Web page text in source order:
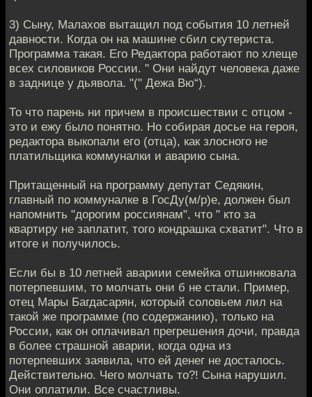
3) Сыну, Малахов вытащил под события 10 летней
давности. Когда он на машине сбил скутериста.
Программа такая. Его Редактора работают по хлеще
всех силовиков России. " Они найдут человека даже
в заднице у дьявола. "(" Дежа Вю“).
То что парень ни причем в происшествии с отцом -
это и ежу было понятно. Но собирая досье на героя,
редактора выкопали его (отца), как злосного не
платильщика коммуналки и аварию сына.
Притащенный на программу депутат Седякин,
главный по коммуналке в ГосДу(м/р)е, должен был
напомнить "дорогим россиянам", что " кто за
квартиру не заплатит, того кондрашка схватит". Что в
итоге и получилось.
Если бы в 10 летней авариии семейка отшинковала
потерпевшим, то молчать они б не стали. Пример,
отец Мары Багдасарян, который соловьем лил на
такой же программе (по содержанию), только на
России, как он оплачивал прегрешения дочи, правда
в более страшной аварии, когда одна из
потерпевших заявила, что ей денег не досталось.
Действительно. Чего молчать то?! Сына нарушил.
Они оплатили. Все счастливы.